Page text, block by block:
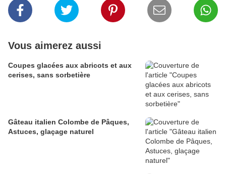
Vous aimerez aussi
Coupes glacées aux abricots et aux
cerises, sans sorbetière
Gâteau italien Colombe de Pâques,
Astuces, glaçage naturel